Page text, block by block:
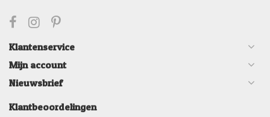
Klantenservice
Mijn account
Nieuwsbrief
Klantbeoordelingen